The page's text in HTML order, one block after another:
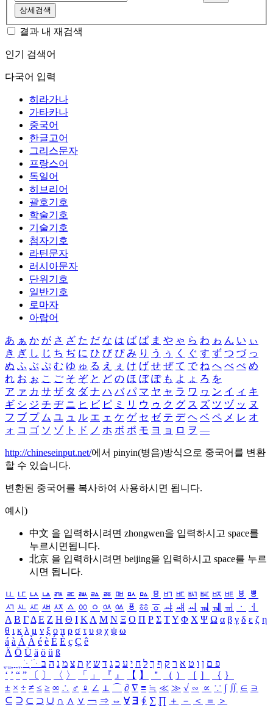
상세검색
결과 내 재검색
인기 검색어
다국어 입력
히라가나
가타카나
중국어
한글고어
그리스문자
프랑스어
독일어
히브리어
괄호기호
학술기호
기술기호
첨자기호
라틴문자
러시아문자
단위기호
일반기호
로마자
아랍어
あ ぁ か が さ ざ た だ な は ば ぱ ま や ゃ ら わ ゎ ん い ぃ
き ぎ し じ ち ぢ に ひ び ぴ み り う ぅ く ぐ す ず つ づ っ
ぬ ふ ぶ ぷ む ゆ ゅ る え ぇ け げ せ ぜ て で ね へ べ ぺ め
れ お ぉ こ ご そ ぞ と ど の ほ ぼ ぽ も よ ょ ろ を
ア ァ カ サ ザ タ ダ ナ ハ バ パ マ ヤ ャ ラ ワ ヮ ン イ ィ キ
ギ シ ジ チ ヂ ニ ヒ ビ ピ ミ リ ウ ゥ ク グ ス ズ ツ ヅ ッ ヌ
フ ブ プ ム ユ ュ ル エ ェ ケ ゲ セ ゼ テ デ ヘ ベ ペ メ レ オ
ォ コ ゴ ソ ゾ ト ド ノ ホ ボ ポ モ ヨ ョ ロ ヲ ―
http://chineseinput.net/에서 pinyin(병음)방식으로 중국어를 변환
할 수 있습니다.
변환된 중국어를 복사하여 사용하시면 됩니다.
예시)
中文 을 입력하시려면 zhongwen을 입력하시고 space를
누르시면됩니다.
北京 을 입력하시려면 beijing을 입력하시고 space를 누르
시면 됩니다.
ㅥ ㅦ ㅧ ㅨ ㅩ ㅪ ㅫ ㅬ ㅭ ㅮ ㅯ ㅰ ㅱ ㅲ ㅳ ㅴ ㅵ ㅶ ㅷ ㅸ
ㅹ
ㅺ ㅻ ㅼ ㅽ ㅾ ㅿ ㆀ ㆁ ㆂ ㆃ ㆄ ㆅ ㆆ ㆇ ㆈ ㆉ ㆊ ㆋ ㆌ ㆍ
ㆎ
Α Β ΓΔ Ε Ζ Η Θ Ι ΚΛ Μ Ν Ξ Ο Π Ρ Σ ΤΥ Φ Χ Ψ Ω α β γ δ ε ζ η
θ ι κ λ μ ν ξ ο π ρ σ τ υ φ χ ψ ω
á à Á À é è É È ç Ç ê
Ä Ö Ü ä ö ü ß
ִֶֹ ֻּ ׁׂ פ ם ן ו ט א ר ק ף ך ל ח י ע כ ג ד ש ץ ת צ מ נ ה ב
‘ ’ “ ” 〔 〕 〈 〉 「 」 『 』 【 】 ＂ （ ） ［ ］ ｛ ｝
± × ÷ ≠ ≤ ≥ ∞ ∴ ♂ ♀ ∠ ⊥ ⌒ ∂ ∇ ≡ ≒ ≪ ≫ √ ∽ ∝ ∵ ∫ ∬ ∈ ∋
⊆ ⊇ ⊂ ⊃ ∪ ∩ ∧ ∨ ￢ ⇒ ⇔ ∀ ∃ ∮ ∑ ∏ ＋ － ＜ ＝
＞